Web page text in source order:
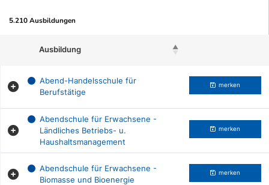
5.210 Ausbildungen
Ausbildung
Abend-Handelsschule für
Berufstätige
merken
Abendschule für Erwachsene -
Ländliches Betriebs- u.
Haushaltsmanagement
merken
Abendschule für Erwachsene -
Biomasse und Bioenergie
merken